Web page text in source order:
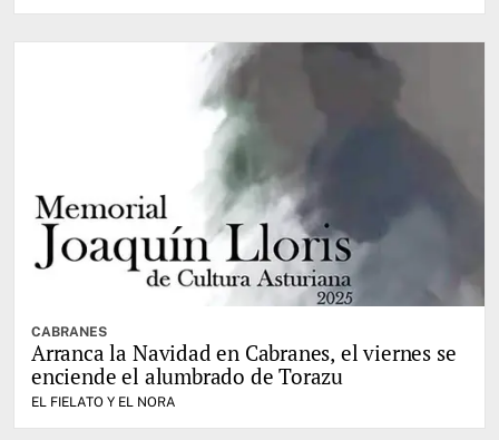
CABRANES
Arranca la Navidad en Cabranes, el viernes se
enciende el alumbrado de Torazu
EL FIELATO Y EL NORA